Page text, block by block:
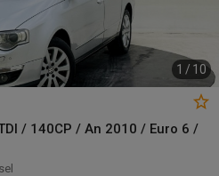
1 / 10
/ 140CP / An 2010 / Euro 6 /